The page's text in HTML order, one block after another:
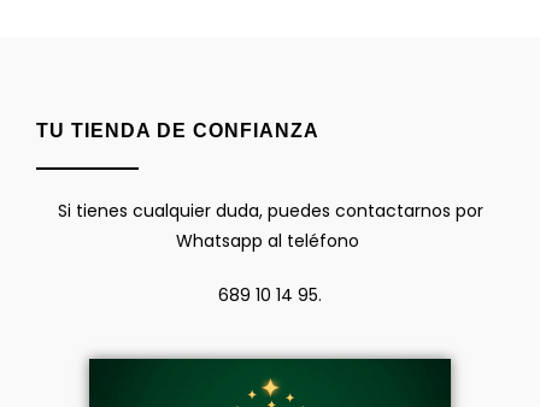
TU TIENDA DE CONFIANZA
Si tienes cualquier duda, puedes contactarnos por
Whatsapp al teléfono
689 10 14 95.